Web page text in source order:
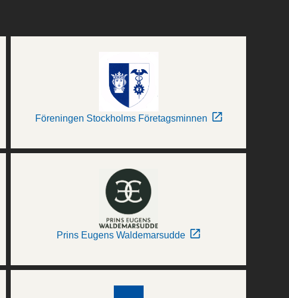
Föreningen Stockholms Företagsminnen
Prins Eugens Waldemarsudde